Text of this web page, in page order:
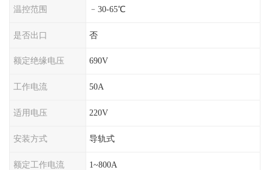
温控范围 ﹣30-65℃
是否出口 否
额定绝缘电压 690V
工作电流 50A
适用电压 220V
安装方式 导轨式
额定工作电流 1~800A